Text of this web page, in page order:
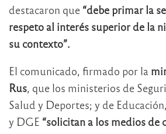
destacaron que “debe primar la
respeto al interés superior de la
su contexto”.
El comunicado, firmado por la
Rus , que los ministerios de
Salud y Deportes; y de
y DGE “solicitan a los medios de